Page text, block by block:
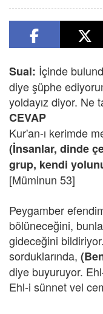
Sual: İçinde
diye şüphe
yoldayız diyor. Ne
CEVAP
Kur'an-ı kerimde
(İnsanlar, dinde
grup, kendi
[Müminun 53]
Peygamber
bölüneceğini,
gideceğini bildiriyor.
sorduklarında,
diye buyuruyor.
Ehl-i sünnet vel